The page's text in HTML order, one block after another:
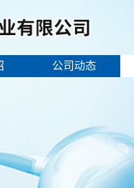
公司动态